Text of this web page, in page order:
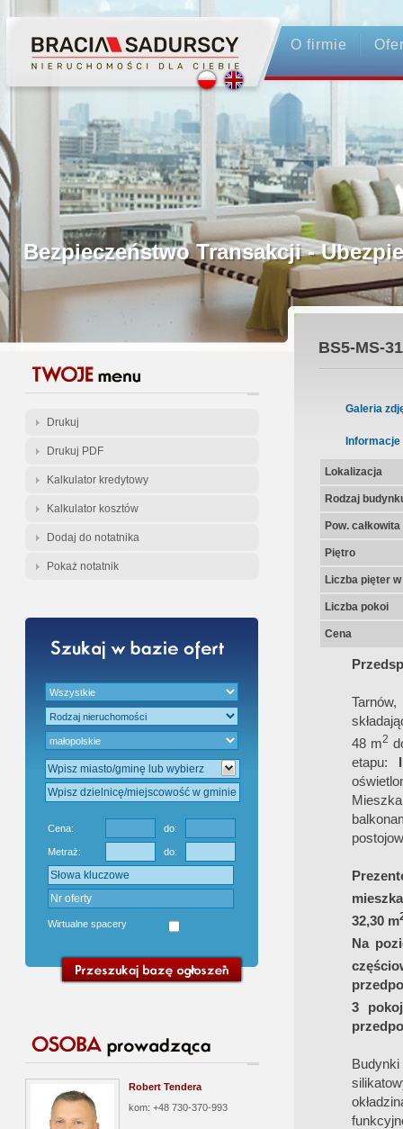
O firmie
Profesjonalne Pośrednictwo
Bezpieczeństwo Transakcji -
Licencjonowani Pośrednicy
Gwarancja Zwrotu Zadatku
Gratis - Przedwstępna Umowa
Drukuj
Drukuj PDF
Kalkulator kredytowy
Kalkulator kosztów
Dodaj do notatnika
Pokaż notatnik
Cena: do:
Metraż: do:
Wirtualne spacery
Robert Tendera
kom: +48 730-370-993
BS5-MS-
Galeria
Informacje
Lokalizacja
Rodzaj
Pow.
Piętro
Liczba pięter
Liczba pokoi
Cena
48 m2
etapu:
32,30 m
Na
3